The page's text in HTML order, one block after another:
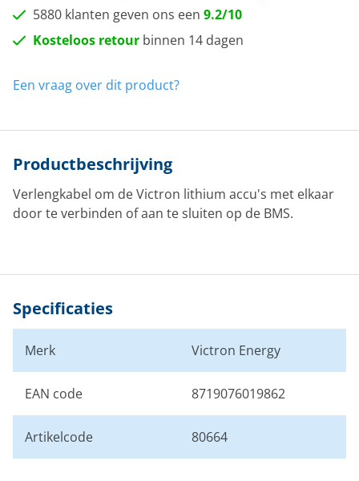
5880 klanten geven ons een 9.2/10
Kosteloos retour binnen 14 dagen
Een vraag over dit product?
Productbeschrijving
Verlengkabel om de Victron lithium accu's met elkaar
door te verbinden of aan te sluiten op de BMS.
Specificaties
Merk Victron Energy
EAN code 8719076019862
Artikelcode 80664